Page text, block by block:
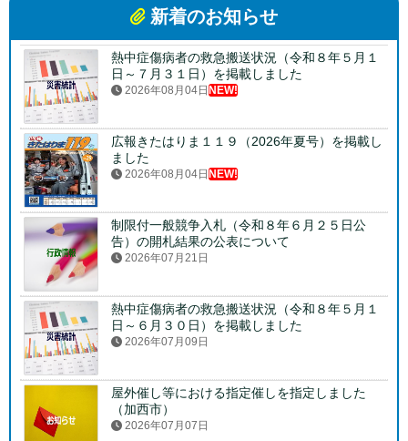
新着のお知らせ
熱中症傷病者の救急搬送状況（令和８年５月１
日～７月３１日）を掲載しました
2026年08月04日 NEW!
広報きたはりま１１９（2026年夏号）を掲載し
ました
2026年08月04日 NEW!
制限付一般競争入札（令和８年６月２５日公
告）の開札結果の公表について
2026年07月21日
熱中症傷病者の救急搬送状況（令和８年５月１
日～６月３０日）を掲載しました
2026年07月09日
屋外催し等における指定催しを指定しました
（加西市）
2026年07月07日